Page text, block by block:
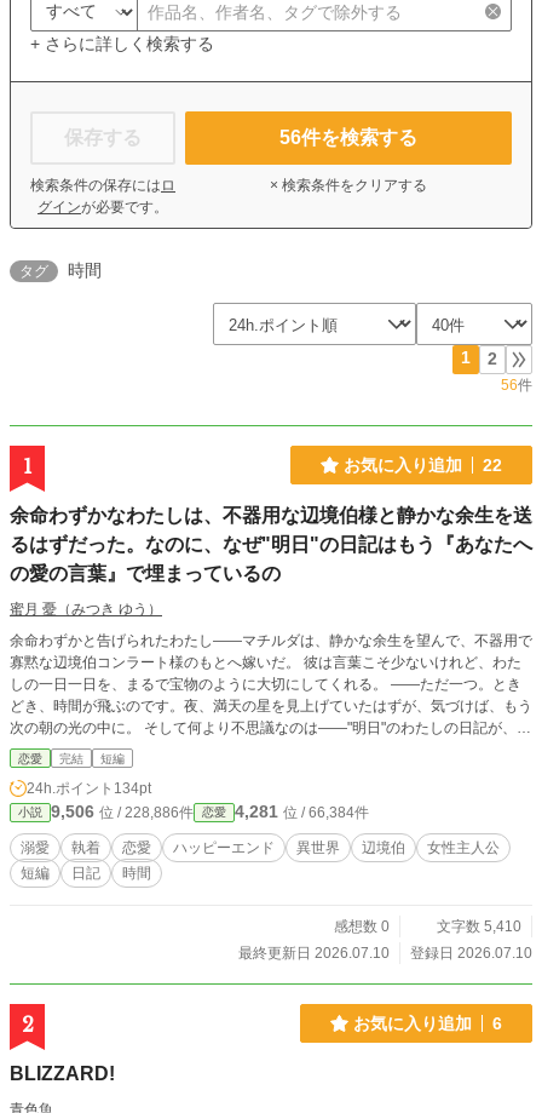
+ さらに詳しく検索する
保存する
検索条件の保存には ロ
グインが必要です。
56件を検索する
× 検索条件をクリアする
タグ 時間
1 2
56件
1 お気に入り追加 22
余命わずかなわたしは、不器用な辺境伯様と静かな余生を送
るはずだった。なのに、なぜ"明日"の日記はもう『あなたへ
の愛の言葉』で埋まっているの
蜜月 憂（みつき ゆう）
余命わずかと告げられたわたし――マチルダは、静かな余生を望んで、不器用で
寡黙な辺境伯コンラート様のもとへ嫁いだ。 彼は言葉こそ少ないけれど、わた
しの一日一日を、まるで宝物のように大切にしてくれる。 ――ただ一つ。とき
どき、時間が飛ぶのです。夜、満天の星を見上げていたはずが、気づけば、もう
次の朝の光の中に。 そして何より不思議なのは――"明日"のわたしの日記が、も
う、わたしの筆跡で、『今日もあなたと生きられて、幸せ』と、埋まっているこ
と。 わたしの時間は、いったい、どうなっているの。ねえ、コンラート様。あ
なたは、何を、わたしに隠しているの。 ※二人にとっては、最初から最後まで
ハッピーエンドです。 ※ほの暗いホラー風味（人間の狂気・執着）と切なさが
ありますが、ヒロインは絶対に傷つかず、"彼女自身のまま"深く愛されて幸せに
生きる物語です。幽霊やお化けは出ません。
恋愛 完結 短編
24h.ポイント 134pt
小説 9,506 位 / 228,886件 恋愛 4,281 位 / 66,384件
溺愛 執着 恋愛 ハッピーエンド 異世界 辺境伯
女性主人公
短編
日記 時間
感想数 0
文字数 5,410
最終更新日 2026.07.10
登録日 2026.07.10
2 お気に入り追加 6
BLIZZARD!
青色魚